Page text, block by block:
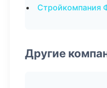
Стройкомпания
Другие